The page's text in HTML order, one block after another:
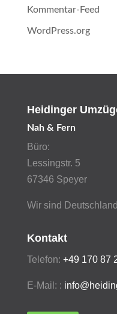
Kommentar-Feed
WordPress.org
Heidinger
Nah & Fern
Büro:
Lessingstr. 5
67346 Speyer
Wir sind
Kontakt
Telefon: +49 170 87
E-Mail: :